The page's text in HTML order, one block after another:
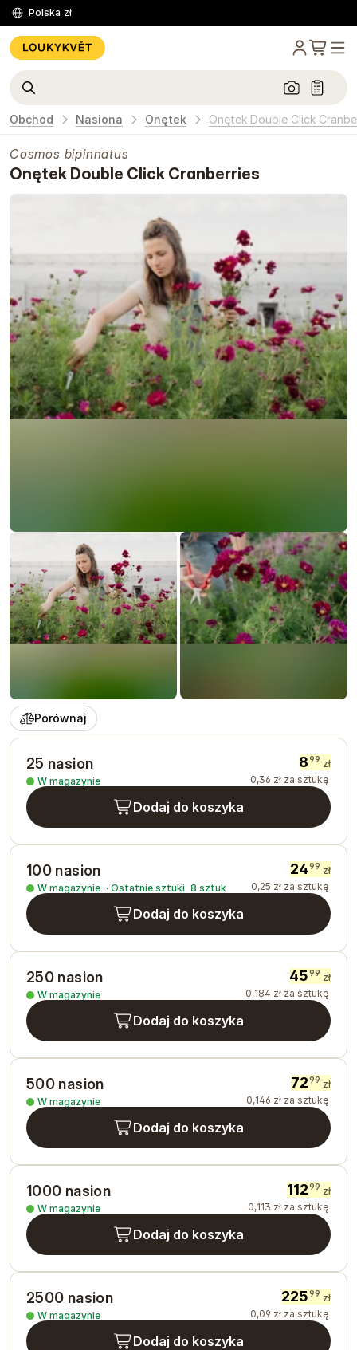
Polska zł
Obchod Nasiona Onętek Onętek Double Click
Cosmos bipinnatus
Onętek Double Click Cranberries
Porównaj
25 nasion
W magazynie
899 zł
0,36 zł za sztukę
Dodaj do koszyka
100 nasion
W magazynie · Ostatnie sztuki 8 sztuk
2499 zł
0,25 zł za sztukę
Dodaj do koszyka
250 nasion
W magazynie
4599 zł
0,184 zł za sztukę
Dodaj do koszyka
500 nasion
W magazynie
7299 zł
0,146 zł za sztukę
Dodaj do koszyka
1000 nasion
W magazynie
11299 zł
0,113 zł za sztukę
Dodaj do koszyka
2500 nasion
W magazynie
22599 zł
0,09 zł za sztukę
Dodaj do koszyka